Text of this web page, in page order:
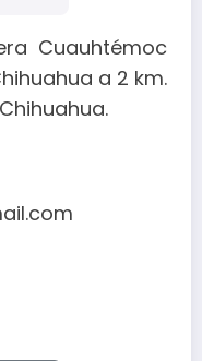
Cuauhtémoc
a 2 km.